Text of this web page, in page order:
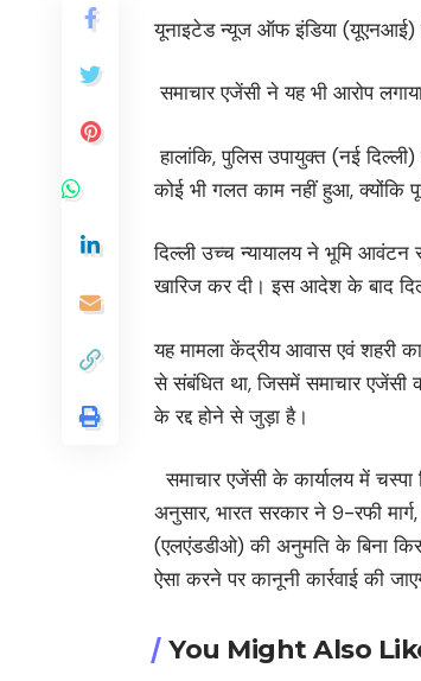
यूनाइटेड न्यूज ऑफ इंडिया (यूएनआई) ने
समाचार एजेंसी ने यह भी आरोप
हालांकि, पुलिस उपायुक्त (नई
कोई भी गलत काम नहीं हुआ, क्योंकि
दिल्ली उच्च न्यायालय ने भूमि आवंटन
खारिज कर दी। इस आदेश के बाद
यह मामला केंद्रीय आवास एवं शहरी
से संबंधित था, जिसमें समाचार एजेंसी
के रद्द होने से जुड़ा है।
समाचार एजेंसी के कार्यालय में
अनुसार, भारत सरकार ने 9-रफी
(एलएंडडीओ) की अनुमति के बिना
ऐसा करने पर कानूनी कार्रवाई की
You Might Also